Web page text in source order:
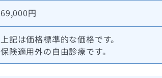
69,000円
上記は価格標準的な価格です。
保険適用外の自由診療です。